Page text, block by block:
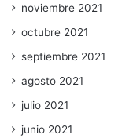
noviembre 2021
octubre 2021
septiembre 2021
agosto 2021
julio 2021
junio 2021